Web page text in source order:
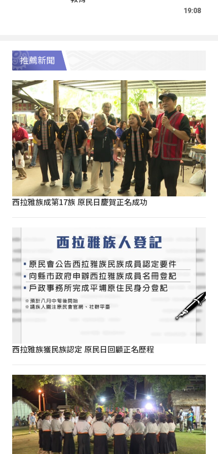
19:08
推薦新聞
西拉雅族成第17族 原民日慶賀正名成功
西拉雅族獲民族認定 原民日回顧正名歷程